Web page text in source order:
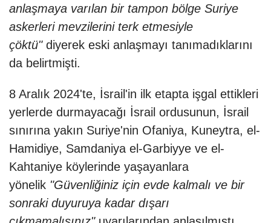
anlaşmaya varılan bir tampon bölge Suriye
askerleri mevzilerini terk etmesiyle
çöktü"diyerek eski anlaşmayı tanımadıklarını
da belirtmişti.
8 Aralık 2024'te, İsrail'in ilk etapta işgal ettikleri
yerlerde durmayacağı İsrail ordusunun, İsrail
sınırına yakın Suriye'nin Ofaniya, Kuneytra, el-
Hamidiye, Samdaniya el-Garbiyye ve el-
Kahtaniye köylerinde yaşayanlara
yönelik "Güvenliğiniz için evde kalmalı ve bir
sonraki duyuruya kadar dışarı